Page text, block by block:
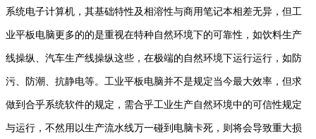
系统电子计算机，其基础特性及相溶性与商用笔记本相差无异，但工
业平板电脑更多的的是重视在特种自然环境下的可靠性，如饮料生产
线操纵、汽车生产线操纵这些，在极端的自然环境下运行运行，如防
污、防潮、抗静电等。工业平板电脑并不是规定当今最大效率，但求
做到合乎系统软件的规定，需合乎工业生产自然环境中的可信性规定
与运行，不然用以生产流水线万一碰到电脑卡死，则将会导致重大损